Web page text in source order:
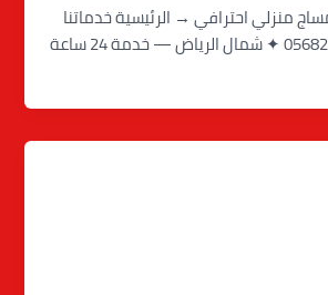
منزلي احترافي → الرئيسية خدماتنا
من نحن 📞 0568232620 ✦ شمال الرياض — خدمة 24 ساعة